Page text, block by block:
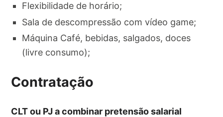
Flexibilidade de horário;
Sala de descompressão com vídeo game;
Máquina Café, bebidas, salgados, doces
(livre consumo);
Contratação
CLT ou PJ a combinar pretensão salarial